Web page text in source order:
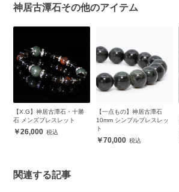
神居古潭石その他のアイテム
【X.G】神居古潭石・十勝
石 メンズブレスレット
26,000
【一点もの】神居古潭石
10mm シンプルブレスレッ
ト
70,000
関連する記事